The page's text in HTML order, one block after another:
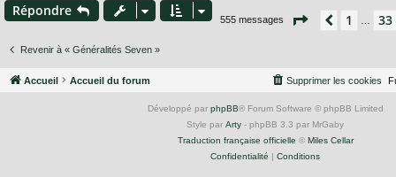
Répondre
555 messages Page 36 sur37
1 33
Revenir à « Généralités Seven »
Accueil Accueil du forum Supprimer les cookies
Développé par phpBB® Forum Software © phpBB Limited
Style par Arty - phpBB 3.3 par MrGaby
Traduction française officielle © Miles Cellar
Confidentialité | Conditions